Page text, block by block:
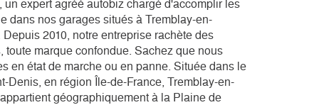
dans nos garages situés à Tremblay-en-
2010, notre entreprise rachète des
toute marque confondue. Sachez que nous
en état de marche ou en panne. Située dans le
Denis, en région Île-de-France, Tremblay-en-
géographiquement à la Plaine de